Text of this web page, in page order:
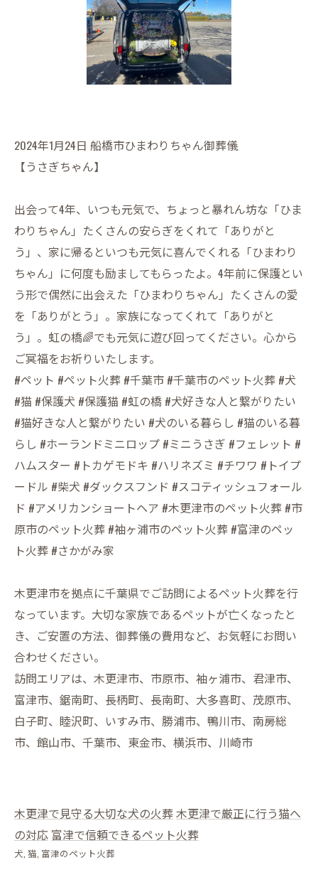
2024年1月24日 船橋市ひまわりちゃん御葬儀
【うさぎちゃん】
出会って4年、いつも元気で、ちょっと暴れん坊な「ひま
わりちゃん」たくさんの安らぎをくれて「ありがと
う」、家に帰るといつも元気に喜んでくれる「ひまわり
ちゃん」に何度も励ましてもらったよ。4年前に保護とい
う形で偶然に出会えた「ひまわりちゃん」たくさんの愛
を「ありがとう」。家族になってくれて「ありがと
う」。虹の橋🌈でも元気に遊び回ってください。心から
ご冥福をお祈りいたします。
#ペット #ペット火葬 #千葉市 #千葉市のペット火葬 #犬
#猫 #保護犬 #保護猫 #虹の橋 #犬好きな人と繋がりたい
#猫好きな人と繋がりたい #犬のいる暮らし #猫のいる暮
らし #ホーランドミニロップ #ミニうさぎ #フェレット #
ハムスター #トカゲモドキ #ハリネズミ #チワワ #トイプ
ードル #柴犬 #ダックスフンド #スコティッシュフォール
ド #アメリカンショートヘア #木更津市のペット火葬 #市
原市のペット火葬 #袖ヶ浦市のペット火葬 #富津のペッ
ト火葬 #さかがみ家
木更津市を拠点に千葉県でご訪問によるペット火葬を行
なっています。大切な家族であるペットが亡くなったと
き、ご安置の方法、御葬儀の費用など、お気軽にお問い
合わせください。
訪問エリアは、木更津市、市原市、袖ヶ浦市、君津市、
富津市、鋸南町、長柄町、長南町、大多喜町、茂原市、
白子町、睦沢町、いすみ市、勝浦市、鴨川市、南房総
市、館山市、千葉市、東金市、横浜市、川崎市
木更津で見守る大切な犬の火葬木更津で厳正に行う猫へ
の対応 富津で信頼できるペット火葬
犬 猫 富津のペット火葬